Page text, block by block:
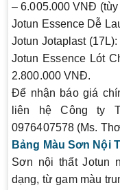
– 6.005.000 VNĐ
Jotun Essence Dễ
Jotun Jotaplast (17L)
Jotun Essence Lót
2.800.000 VNĐ.
Để nhận báo giá
liên hệ Công ty
0976407578 (Ms.
Bảng Màu Sơn Nội
Sơn nội thất Jotun
dạng, từ gam màu